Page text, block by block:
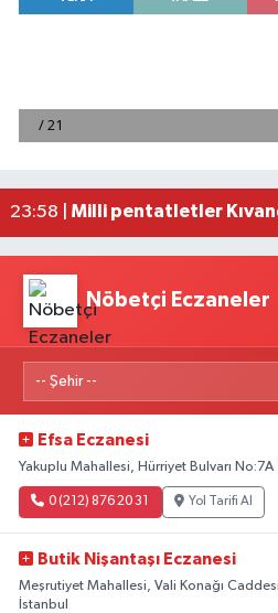
00:39 |
Mersin'de uyuşturucu
23:58 | Milli pentatletler
Nöbetçi Eczaneler
Efsa Eczanesi
Yakuplu Mahallesi, Hürriyet Bulvarı No:7A
0 (212) 876 20 31 Yol Tarifi Al
Butik Nişantaşı Eczanesi
Meşrutiyet Mahallesi, Vali Konağı
İstanbul